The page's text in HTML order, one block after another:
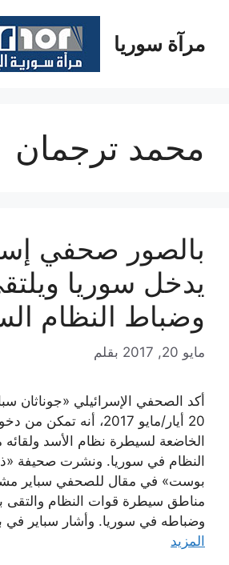
المحتوىمرآة سوريا
محمد ترجمان
بالصور صحفي
يدخل سوريا
وضباط النظام
مايو 20, 2017 بقلم
أكد الصحفي الإسرائيلي «جوناثان
20 أيار/مايو 2017، أنه
الخاضعة لسيطرة نظام الأسد
النظام في سوريا. ونشرت صحيفة «ذا
بوست» في مقال للصحفي سباير
مناطق سيطرة قوات النظام والتقى
وضباطه في سوريا. وأشار سباير في
المزيد